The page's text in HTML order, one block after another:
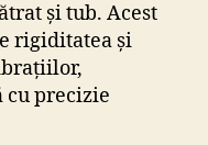
și tub. Acest
rigiditatea și
precizie